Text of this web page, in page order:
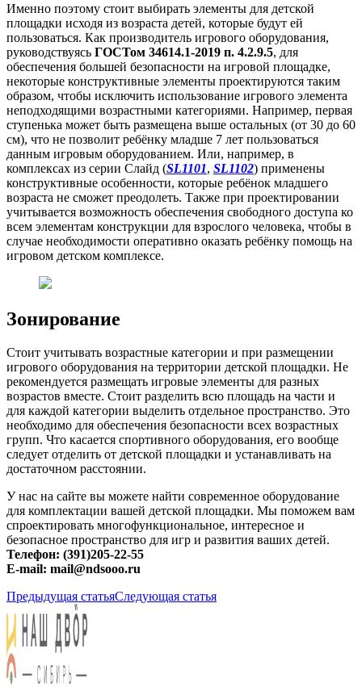
Именно поэтому стоит выбирать элементы для детской
площадки исходя из возраста детей, которые будут ей
пользоваться. Как производитель игрового оборудования,
руководствуясь ГОСТом 34614.1-2019 п. 4.2.9.5, для
обеспечения большей безопасности на игровой площадке,
некоторые конструктивные элементы проектируются таким
образом, чтобы исключить использование игрового элемента
неподходящими возрастными категориями. Например, первая
ступенька может быть размещена выше остальных (от 30 до 60
см), что не позволит ребёнку младше 7 лет пользоваться
данным игровым оборудованием. Или, например, в
комплексах из серии Слайд (SL1101, SL1102) применены
конструктивные особенности, которые ребёнок младшего
возраста не сможет преодолеть. Также при проектировании
учитывается возможность обеспечения свободного доступа ко
всем элементам конструкции для взрослого человека, чтобы в
случае необходимости оперативно оказать ребёнку помощь на
игровом детском комплексе.
Зонирование
Стоит учитывать возрастные категории и при размещении
игрового оборудования на территории детской площадки. Не
рекомендуется размещать игровые элементы для разных
возрастов вместе. Стоит разделить всю площадь на части и
для каждой категории выделить отдельное пространство. Это
необходимо для обеспечения безопасности всех возрастных
групп. Что касается спортивного оборудования, его вообще
следует отделить от детской площадки и устанавливать на
достаточном расстоянии.
У нас на сайте вы можете найти современное оборудование
для комплектации вашей детской площадки. Мы поможем вам
спроектировать многофункциональное, интересное и
безопасное пространство для игр и развития ваших детей.
Телефон: (391)205-22-55
E-mail: mail@ndsooo.ru
Предыдущая статьяСледующая статья